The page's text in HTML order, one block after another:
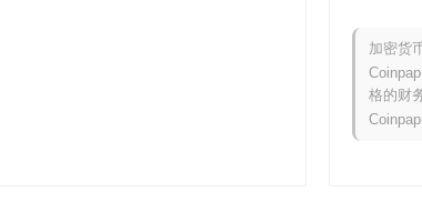
Defi
Defi
处在于去
款方面的
加密货
格的财